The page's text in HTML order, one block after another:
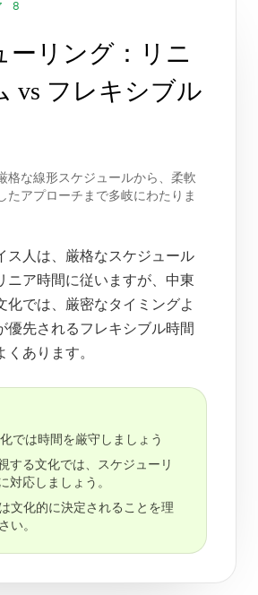
8
ーリング：リニ
vs フレキシブル
格な線形スケジュールから、柔軟
たアプローチまで多岐にわたりま
ス人は、厳格なスケジュール
ニア時間に従いますが、中東
化では、厳密なタイミングよ
優先されるフレキシブル時間
くあります。
では時間を厳守しましょう
する文化では、スケジューリ
対応しましょう。
文化的に決定されることを理
い。